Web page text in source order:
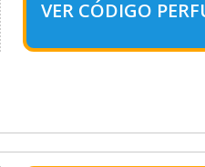
VER CÓDIGO